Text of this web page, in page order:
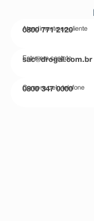
Atendimento ao cliente
0800 771 2120
Entre em contato
sac@drogal.com.br
Compre pelo telefone
0800 347 0000